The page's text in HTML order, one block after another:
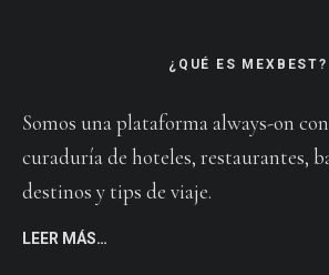
¿QUÉ ES MEXBEST?
Somos una plataforma always-on
curaduría de hoteles, restaurantes,
destinos y tips de viaje.
LEER MÁS…